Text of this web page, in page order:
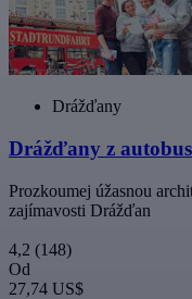
Drážďany
Drážďany z
Prozkoumej úžasnou
zajímavosti Drážďan
4,2 (148)
Od
27,74 US$